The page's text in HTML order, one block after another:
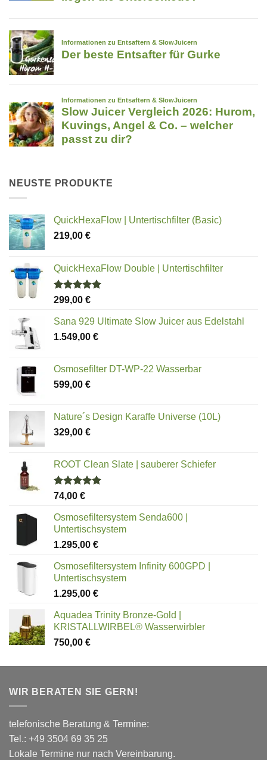
NEUSTE PRODUKTE
QuickHexaFlow | Untertischfilter (Basic)
219,00 €
QuickHexaFlow Double | Untertischfilter
Bewertet
von 5
299,00 €
Sana 929 Ultimate Slow Juicer aus Edelstahl
1.549,00 €
Osmosefilter DT-WP-22 Wasserbar
599,00 €
Nature´s Design Karaffe Universe (10L)
329,00 €
ROOT Clean Slate | sauberer Schiefer
Bewertet
von 5
74,00 €
Osmosefiltersystem Senda600 |
Untertischsystem
1.295,00 €
Osmosefiltersystem Infinity 600GPD |
Untertischsystem
1.295,00 €
Aquadea Trinity Bronze-Gold |
KRISTALLWIRBEL® Wasserwirbler
750,00 €
WIR BERATEN SIE GERN!
telefonische Beratung & Termine:
Tel.: +49 3504 69 35 25
Lokale Termine nur nach Vereinbarung.